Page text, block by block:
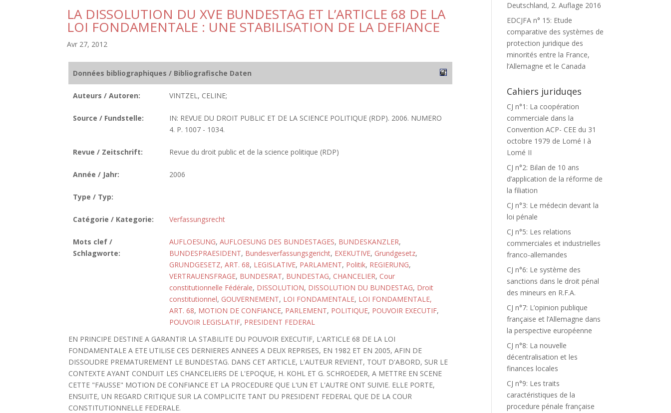
LA DISSOLUTION DU XVE BUNDESTAG ET L’ARTICLE 68 DE LA
LOI FONDAMENTALE : UNE STABILISATION DE LA DEFIANCE
Avr 27, 2012
Données bibliographiques / Bibliografische Daten
Auteurs / Autoren: VINTZEL, CELINE;
Source / Fundstelle:
IN: REVUE DU DROIT PUBLIC ET DE LA SCIENCE POLITIQUE (RDP). 2006. NUMERO
4. P. 1007 - 1034.
Revue / Zeitschrift: Revue du droit public et de la science politique (RDP)
Année / Jahr: 2006
Type / Typ:
Catégorie / Kategorie: Verfassungsrecht
Mots clef /
Schlagworte:
AUFLOESUNG, AUFLOESUNG DES BUNDESTAGES, BUNDESKANZLER,
BUNDESPRAESIDENT, Bundesverfassungsgericht, EXEKUTIVE, Grundgesetz,
GRUNDGESETZ, ART. 68, LEGISLATIVE, PARLAMENT, Politik, REGIERUNG,
VERTRAUENSFRAGE, BUNDESRAT, BUNDESTAG, CHANCELIER, Cour
constitutionnelle Fédérale, DISSOLUTION, DISSOLUTION DU BUNDESTAG, Droit
constitutionnel, GOUVERNEMENT, LOI FONDAMENTALE, LOI FONDAMENTALE,
ART. 68, MOTION DE CONFIANCE, PARLEMENT, POLITIQUE, POUVOIR EXECUTIF,
POUVOIR LEGISLATIF, PRESIDENT FEDERAL
EN PRINCIPE DESTINE A GARANTIR LA STABILITE DU POUVOIR EXECUTIF, L'ARTICLE 68 DE LA LOI
FONDAMENTALE A ETE UTILISE CES DERNIERES ANNEES A DEUX REPRISES, EN 1982 ET EN 2005, AFIN DE
DISSOUDRE PREMATUREMENT LE BUNDESTAG. DANS CET ARTICLE, L'AUTEUR REVIENT, TOUT D'ABORD, SUR LE
CONTEXTE AYANT CONDUIT LES CHANCELIERS DE L'EPOQUE, H. KOHL ET G. SCHROEDER, A METTRE EN SCENE
CETTE "FAUSSE" MOTION DE CONFIANCE ET LA PROCEDURE QUE L'UN ET L'AUTRE ONT SUIVIE. ELLE PORTE,
ENSUITE, UN REGARD CRITIQUE SUR LA COMPLICITE TANT DU PRESIDENT FEDERAL QUE DE LA COUR
CONSTITUTIONNELLE FEDERALE.
Deutschland, 2. Auflage 2016
EDCJFA n° 15: Etude
comparative des systèmes de
protection juridique des
minorités entre la France,
l’Allemagne et le Canada
Cahiers juriduqes
CJ n°1: La coopération
commerciale dans la
Convention ACP- CEE du 31
octobre 1979 de Lomé I à
Lomé II
CJ n°2: Bilan de 10 ans
d’application de la réforme de
la filiation
CJ n°3: Le médecin devant la
loi pénale
CJ n°5: Les relations
commerciales et industrielles
franco-allemandes
CJ n°6: Le système des
sanctions dans le droit pénal
des mineurs en R.F.A.
CJ n°7: L’opinion publique
française et l’Allemagne dans
la perspective européenne
CJ n°8: La nouvelle
décentralisation et les
finances locales
CJ n°9: Les traits
caractéristiques de la
procedure pénale française